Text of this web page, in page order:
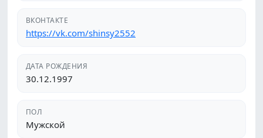
ВКОНТАКТЕ
https://vk.com/shinsy2552
ДАТА РОЖДЕНИЯ
30.12.1997
ПОЛ
Мужской